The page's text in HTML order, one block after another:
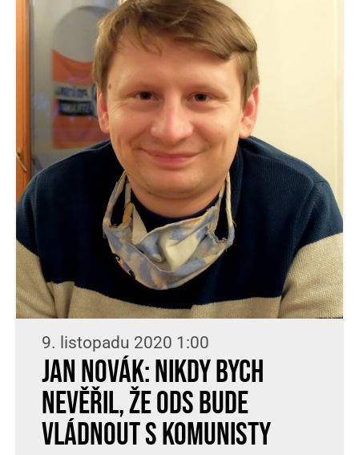
9. listopadu 2020 1:00
Jan Novák: Nikdy bych
nevěřil, že ODS bude
vládnout s komunisty